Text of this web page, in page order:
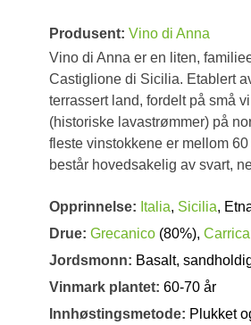
Produsent: Vino di Anna
Vino di Anna er en liten,
Castiglione di Sicilia. Etablert
terrassert land, fordelt på små
(historiske lavastrømmer) på
fleste vinstokkene er mellom
består hovedsakelig av svart,
Opprinnelse: Italia, Sicilia,
Drue: Grecanico(80%),
Jordsmonn: Basalt,
Vinmark plantet: 60-70 år
Innhøstingsmetode: Plukket